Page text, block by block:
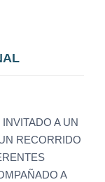
A UN
RECORRIDO
A